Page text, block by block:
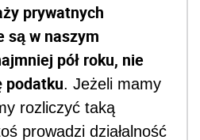
prywatnych
są w naszym
pół roku, nie
podatku. Jeżeli mamy
rozliczyć taką
prowadzi działalność